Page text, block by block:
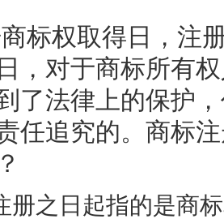
权取得日，注册
，对于商标所有
了法律上的保护
任追究的。商标
之日起指的是商标